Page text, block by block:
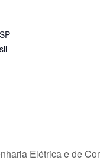
Elétrica e de